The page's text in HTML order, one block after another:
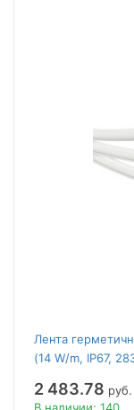
Лента
(14 W/m, IP67,
2 483.78